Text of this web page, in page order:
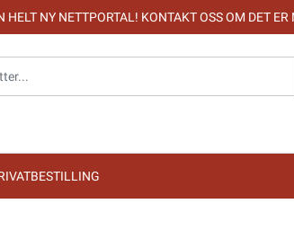
NY NETTPORTAL! KONTAKT OSS OM DET ER